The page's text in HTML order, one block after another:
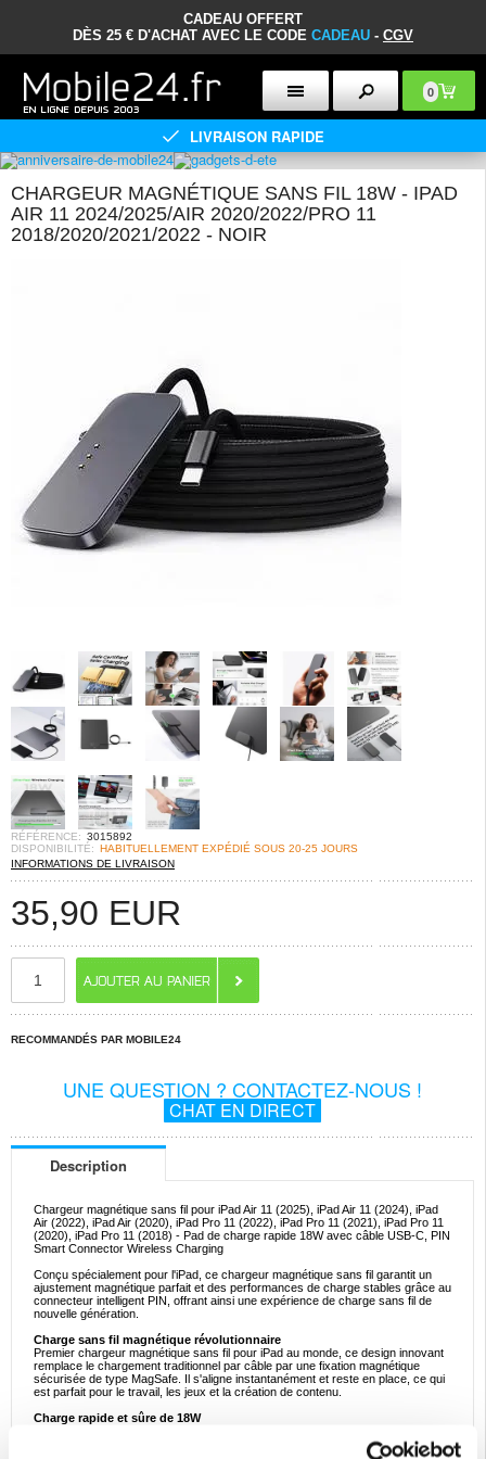
CADEAU OFFERT
DÈS 25 € D'ACHAT AVEC LE CODE CADEAU - CGV
0
LIVRAISON RAPIDE
CHARGEUR MAGNÉTIQUE SANS FIL 18W - IPAD
AIR 11 2024/2025/AIR 2020/2022/PRO 11
2018/2020/2021/2022 - NOIR
RÉFÉRENCE: 3015892
DISPONIBILITÉ: HABITUELLEMENT EXPÉDIÉ SOUS 20-25 JOURS
INFORMATIONS DE LIVRAISON
35,90 EUR
RECOMMANDÉS PAR MOBILE24
UNE QUESTION ? CONTACTEZ-NOUS !
CHAT EN DIRECT
Description
Chargeur magnétique sans fil pour iPad Air 11 (2025), iPad Air 11 (2024), iPad
Air (2022), iPad Air (2020), iPad Pro 11 (2022), iPad Pro 11 (2021), iPad Pro 11
(2020), iPad Pro 11 (2018) - Pad de charge rapide 18W avec câble USB-C, PIN
Smart Connector Wireless Charging
Conçu spécialement pour l'iPad, ce chargeur magnétique sans fil garantit un
ajustement magnétique parfait et des performances de charge stables grâce au
connecteur intelligent PIN, offrant ainsi une expérience de charge sans fil de
nouvelle génération.
Charge sans fil magnétique révolutionnaire
Premier chargeur magnétique sans fil pour iPad au monde, ce design innovant
remplace le chargement traditionnel par câble par une fixation magnétique
sécurisée de type MagSafe. Il s'aligne instantanément et reste en place, ce qui
est parfait pour le travail, les jeux et la création de contenu.
Charge rapide et sûre de 18W
passer votre iPad de 0 à 40 % en seulement une heure, tout en maintenant une